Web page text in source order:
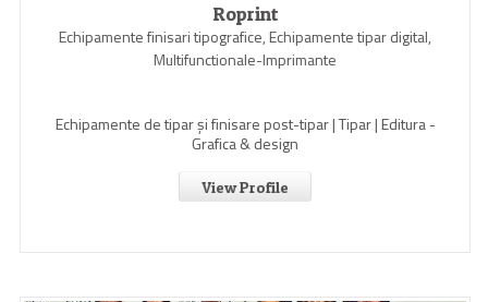
Roprint
Echipamente finisari tipografice, Echipamente tipar digital,
Multifunctionale-Imprimante
Echipamente de tipar și finisare post-tipar | Tipar | Editura -
Grafica & design
View Profile